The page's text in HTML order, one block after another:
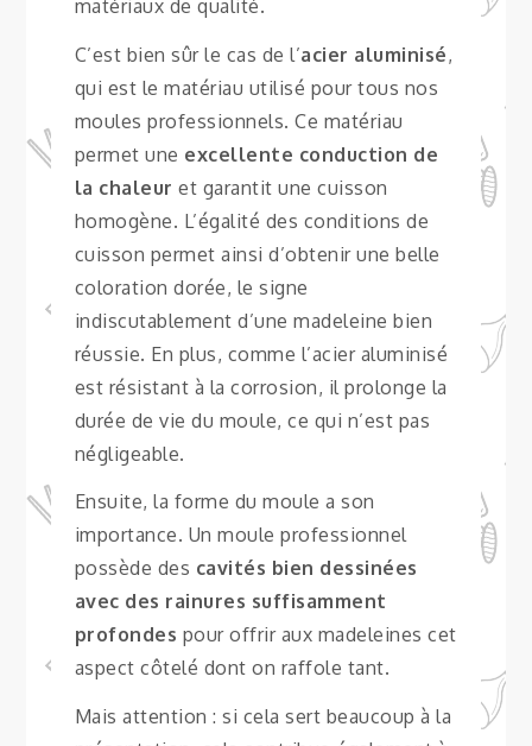
matériaux de qualité.
C’est bien sûr le cas de l’acier aluminisé,
qui est le matériau utilisé pour tous nos
moules professionnels. Ce matériau
permet une excellente conduction de
la chaleur et garantit une cuisson
homogène. L’égalité des conditions de
cuisson permet ainsi d’obtenir une belle
coloration dorée, le signe
indiscutablement d’une madeleine bien
réussie. En plus, comme l’acier aluminisé
est résistant à la corrosion, il prolonge la
durée de vie du moule, ce qui n’est pas
négligeable.
Ensuite, la forme du moule a son
importance. Un moule professionnel
possède des cavités bien dessinées
avec des rainures suffisamment
profondes pour offrir aux madeleines cet
aspect côtelé dont on raffole tant.
Mais attention : si cela sert beaucoup à la